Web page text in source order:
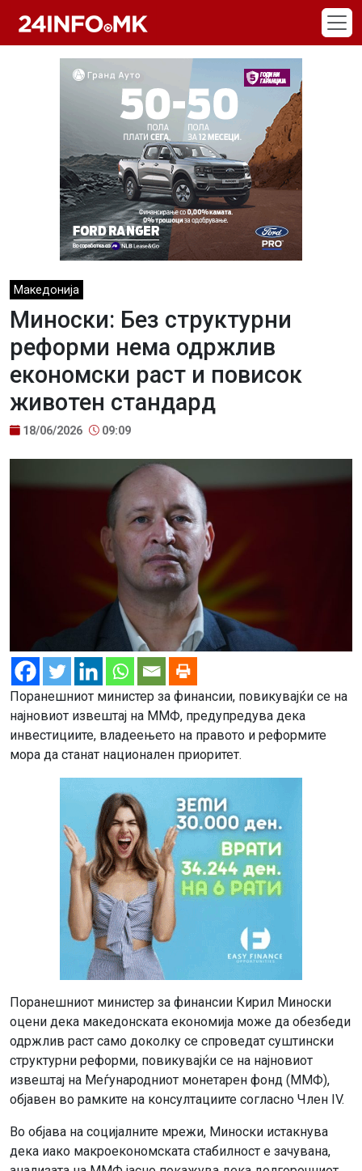
Македонија
Миноски: Без структурни
реформи нема одржлив
економски раст и повисок
животен стандард
18/06/2026 09:09
Поранешниот министер за финансии, повикувајќи се на
најновиот извештај на ММФ, предупредува дека
инвестициите, владеењето на правото и реформите
мора да станат национален приоритет.
Поранешниот министер за финансии Кирил Миноски
оцени дека македонската економија може да обезбеди
одржлив раст само доколку се спроведат суштински
структурни реформи, повикувајќи се на најновиот
извештај на Меѓународниот монетарен фонд (ММФ),
објавен во рамките на консултациите согласно Член IV.
Во објава на социјалните мрежи, Миноски истакнува
дека иако макроекономската стабилност е зачувана,